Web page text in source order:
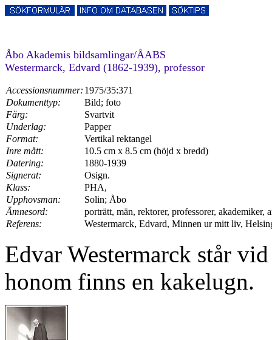
Åbo Akademis bildsamlingar/ÅABS
Westermarck, Edvard (1862-1939), professor
Accessionsnummer: 1975/35:371
Dokumenttyp:
Bild; foto
Färg:
Svartvit
Underlag:
Papper
Format:
Vertikal rektangel
Inre mått:
10.5 cm x 8.5 cm (höjd x bredd)
Datering:
1880-1939
Signerat:
Osign.
Klass:
PHA,
Upphovsman:
Solin; Åbo
Ämnesord:
porträtt, män, rektorer, professorer, akademiker,
Referens:
Westermarck, Edvard, Minnen ur mitt liv,
Edvar Westermarck står
honom finns en kakelugn.